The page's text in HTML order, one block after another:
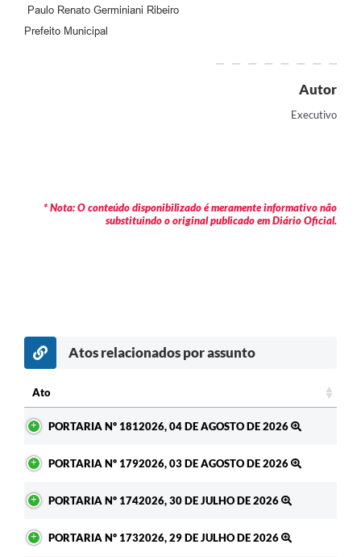
Paulo Renato Germiniani Ribeiro
Prefeito Municipal
Autor
Executivo
* Nota: O conteúdo disponibilizado é meramente informativo não
substituindo o original publicado em Diário Oficial.
Atos relacionados por assunto
Ato
PORTARIA Nº 1812026, 04 DE AGOSTO DE 2026
PORTARIA Nº 1792026, 03 DE AGOSTO DE 2026
PORTARIA Nº 1742026, 30 DE JULHO DE 2026
PORTARIA Nº 1732026, 29 DE JULHO DE 2026